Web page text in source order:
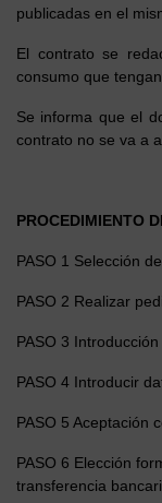
publicadas en el
El contrato se
consumo que
Se informa que el
contrato no se va a
PROCEDIMIENTO
PASO 1 Selección
PASO 2 Realizar
PASO 3
PASO 4 Introducir
PASO 5 Aceptación
PASO 6 Elección
transferencia